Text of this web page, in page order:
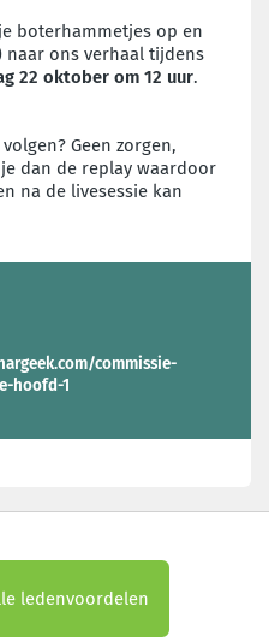
boterhammetjes op en
ons verhaal tijdens
22 oktober om 12 uur.
Geen zorgen,
dan de replay waardoor
na de livesessie kan
commissie-
hoofd-1
ledenvoordelen